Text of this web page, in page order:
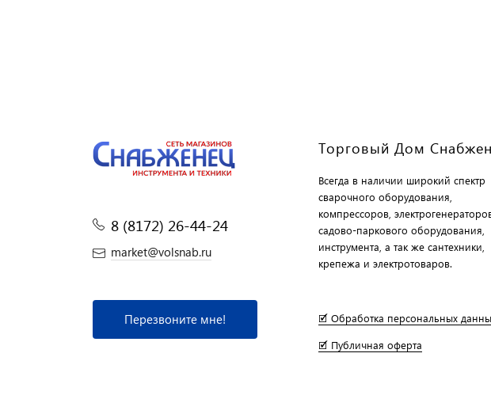
8 (8172) 26-44-24
market@volsnab.ru
Перезвоните мне!
Торговый Дом
Всегда в наличии широкий спектр
сварочного оборудования,
компрессоров,
садово-паркового оборудования,
инструмента, а так же сантехники,
крепежа и электротоваров.
🗹 Обработка персональных
🗹 Публичная оферта